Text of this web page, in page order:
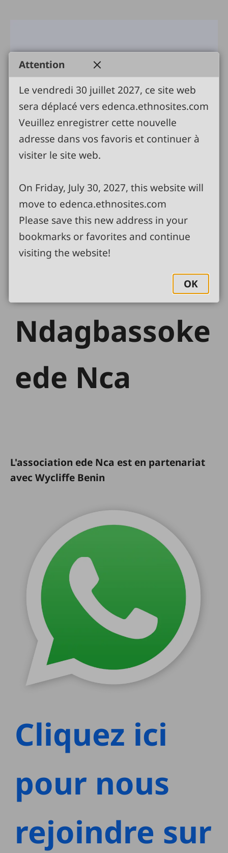
Association
Ndagbassoke
ede Nca
L'association ede Nca est en partenariat
avec Wycliffe Benin
Cliquez ici
pour nous
rejoindre sur
Attention
Le vendredi 30 juillet 2027, ce site web
sera déplacé vers edenca.ethnosites.com
Veuillez enregistrer cette nouvelle
adresse dans vos favoris et continuer à
visiter le site web.
On Friday, July 30, 2027, this website will
move to edenca.ethnosites.com
Please save this new address in your
bookmarks or favorites and continue
visiting the website!
OK